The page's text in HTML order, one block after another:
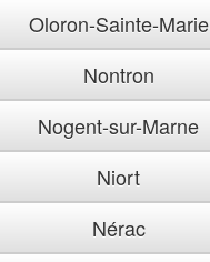
Oloron-Sainte-Marie
Nontron
Nogent-sur-Marne
Niort
Nérac